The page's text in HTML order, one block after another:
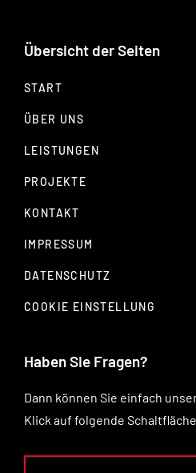
Übersicht der Seiten
START
ÜBER UNS
LEISTUNGEN
PROJEKTE
KONTAKT
IMPRESSUM
DATENSCHUTZ
COOKIE EINSTELLUNG
Haben Sie Fragen?
Dann können Sie einfach
Klick auf folgende